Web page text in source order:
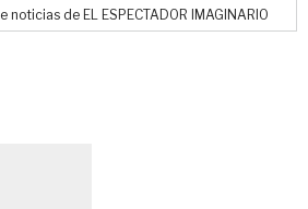
de EL ESPECTADOR IMAGINARIO